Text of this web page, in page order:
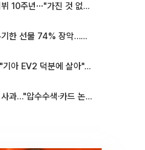
임영웅, 어느덧 데뷔 10주년⋯"가진 것 없던 시절, 내 앞엔 20명의 팬뿐"
바이낸스, ETF 무기한 선물 74% 장악…한국 레버리지 ETF 거래 급증 [e가상자산]
'굿 윌 헌팅' 배우 "기아 EV2 덕분에 살아"…교통사고 후 안전성 극찬
축구협회, 대국민 사과…"압수수색·카드 논란 사죄, 강도 높은 쇄신"